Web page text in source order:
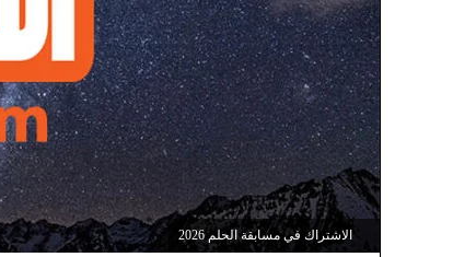
الاشتراك في مسابقة الحلم 2026